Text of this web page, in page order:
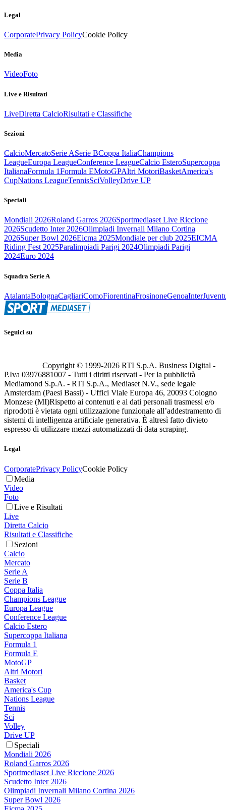
Legal
CorporatePrivacy PolicyCookie Policy
Media
VideoFoto
Live e Risultati
LiveDiretta CalcioRisultati e Classifiche
Sezioni
CalcioMercatoSerie ASerie BCoppa ItaliaChampions
LeagueEuropa LeagueConference LeagueCalcio EsteroSupercoppa
ItalianaFormula 1Formula EMotoGPAltri MotoriBasketAmerica's
CupNations LeagueTennisSciVolleyDrive UP
Speciali
Mondiali 2026Roland Garros 2026Sportmediaset Live Riccione
2026Scudetto Inter 2026Olimpiadi Invernali Milano Cortina
2026Super Bowl 2026Eicma 2025Mondiale per club 2025EICMA
Riding Fest 2025Paralimpiadi Parigi 2024Olimpiadi Parigi
2024Euro 2024
Squadra Serie A
AtalantaBolognaCagliariComoFiorentinaFrosinoneGenoaInter
Seguici su
Copyright © 1999-2026 RTI S.p.A. Business Digital -
P.Iva 03976881007 - Tutti i diritti riservati - Per la pubblicità
Mediamond S.p.A. - RTI S.p.A., Mediaset N.V., sede legale
Amsterdam (Paesi Bassi) - Uffici Viale Europa 46, 20093 Cologno
Monzese (MI)Rispetto ai contenuti e ai dati personali trasmessi e/o
riprodotti è vietata ogni utilizzazione funzionale all’addestramento di
sistemi di intelligenza artificiale generativa. È altresì fatto divieto
espresso di utilizzare mezzi automatizzati di data scraping.
Legal
CorporatePrivacy PolicyCookie Policy
Media
Video
Foto
Live e Risultati
Live
Diretta Calcio
Risultati e Classifiche
Sezioni
Calcio
Mercato
Serie A
Serie B
Coppa Italia
Champions League
Europa League
Conference League
Calcio Estero
Supercoppa Italiana
Formula 1
Formula E
MotoGP
Altri Motori
Basket
America's Cup
Nations League
Tennis
Sci
Volley
Drive UP
Speciali
Mondiali 2026
Roland Garros 2026
Sportmediaset Live Riccione 2026
Scudetto Inter 2026
Olimpiadi Invernali Milano Cortina 2026
Super Bowl 2026